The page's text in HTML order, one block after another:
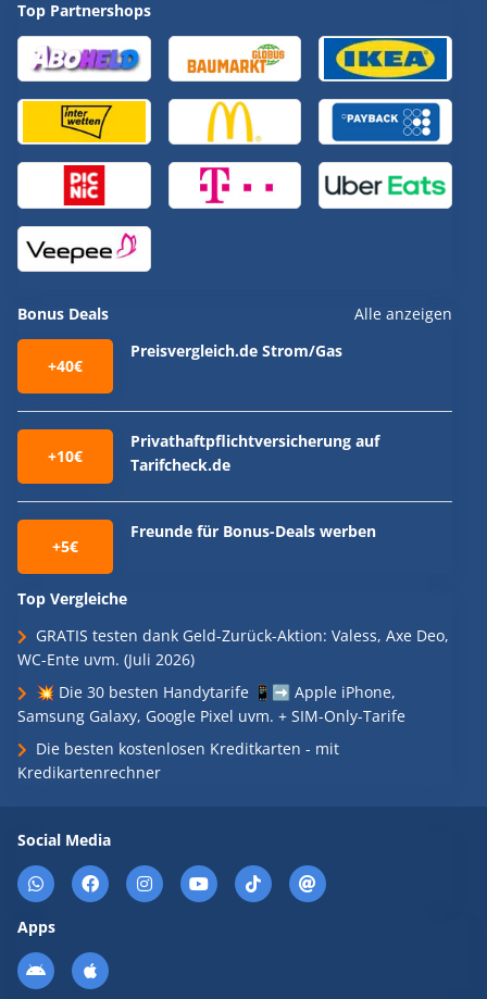
Top Partnershops
Bonus Deals Alle anzeigen
+40€
Preisvergleich.de Strom/Gas
+10€
Privathaftpflichtversicherung auf
Tarifcheck.de
+5€
Freunde für Bonus-Deals werben
Top Vergleiche
GRATIS testen dank Geld-Zurück-Aktion: Valess, Axe Deo,
WC-Ente uvm. (Juli 2026)
💥 Die 30 besten Handytarife 📱➡️ Apple iPhone,
Samsung Galaxy, Google Pixel uvm. + SIM-Only-Tarife
Die besten kostenlosen Kreditkarten - mit
Kredikartenrechner
Social Media
Apps